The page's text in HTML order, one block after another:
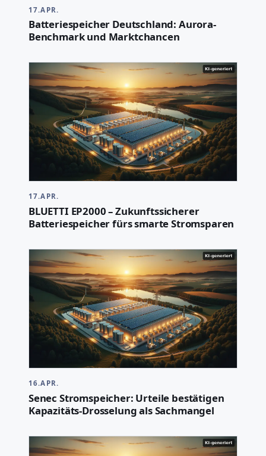
17.APR.
Batteriespeicher Deutschland: Aurora-
Benchmark und Marktchancen
17.APR.
BLUETTI EP2000 – Zukunftssicherer
Batteriespeicher fürs smarte Stromsparen
16.APR.
Senec Stromspeicher: Urteile bestätigen
Kapazitäts-Drosselung als Sachmangel